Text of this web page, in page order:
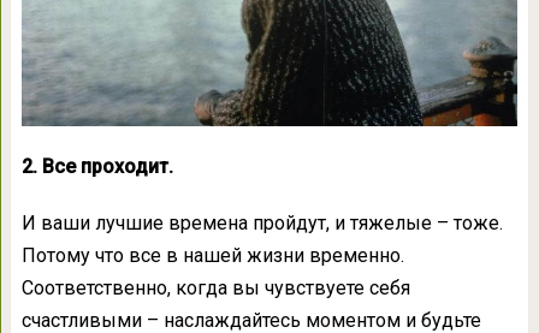
2. Все проходит.
И ваши лучшие времена пройдут, и тяжелые – тоже.
Потому что все в нашей жизни временно.
Соответственно, когда вы чувствуете себя
счастливыми – наслаждайтесь моментом и будьте